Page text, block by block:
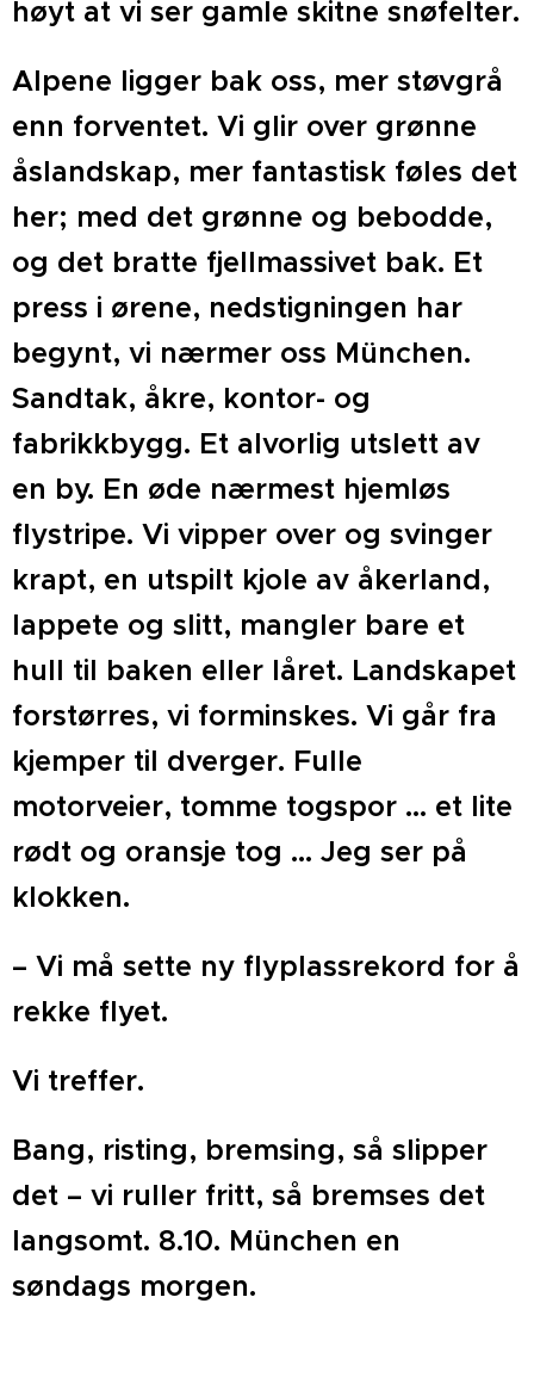
høyt at vi ser gamle skitne snøfelter.
Alpene ligger bak oss, mer støvgrå
enn forventet. Vi glir over grønne
åslandskap, mer fantastisk føles det
her; med det grønne og bebodde,
og det bratte fjellmassivet bak. Et
press i ørene, nedstigningen har
begynt, vi nærmer oss München.
Sandtak, åkre, kontor- og
fabrikkbygg. Et alvorlig utslett av
en by. En øde nærmest hjemløs
flystripe. Vi vipper over og svinger
krapt, en utspilt kjole av åkerland,
lappete og slitt, mangler bare et
hull til baken eller låret. Landskapet
forstørres, vi forminskes. Vi går fra
kjemper til dverger. Fulle
motorveier, tomme togspor ... et lite
rødt og oransje tog ... Jeg ser på
klokken.
– Vi må sette ny flyplassrekord for å
rekke flyet.
Vi treffer.
Bang, risting, bremsing, så slipper
det ­– vi ruller fritt, så bremses det
langsomt. 8.10. München en
søndags morgen.